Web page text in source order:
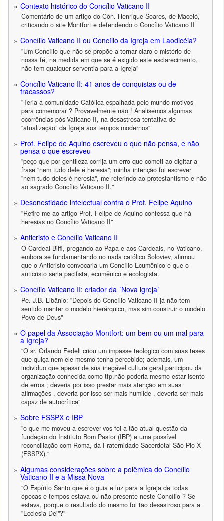
Contexto histórico do Concílio Vaticano II
Comentário de um artigo do Côn. Henrique Soares, de Maceió,
criticando o site Montfort e defendendo o Concílio Vaticano II
Concílio Vaticano II ou Concílio da Igreja em Laodicéia?
"Um Concílio que não se propõe a tornar claro o mistério de
nossa fé, na medida em que se é exigido este esclarecimento,
não tem qualquer serventia para a Igreja"
Concílio Vaticano II: 41 anos de conquistas ou de
fracassos?
"Teria a comunidade Católica espalhada pelo mundo motivos
para comemorar ? Provavelmente não ! Analisemos algumas
ocorrências pós-Vaticano II, na desastrosa tentativa de
“atualização” da Igreja aos tempos modernos"
Prof. Felipe de Aquino escreveu o que não pensa, e não
pensa o que escreveu
"peço que por gentileza corrija um erro que cometi ao digitar a
frase "nem tudo dele é heresia"; minha intenção foi escrever
"nem tudo deles é heresia", me referindo ao protestantismo e não
ao sagrado Concílio Vaticano II."
Desonestidade intelectual contra o Prof. Felipe Aquino
"Refiro-me ao artigo Prof. Felipe de Aquino confessa que há
heresias no Concílio Vaticano II"
Anticristo e Concílio Vaticano II
O Cardeal Biffi, pregando ao Papa e aos Cardeais, no Vaticano,
embora se fundamentando no nada católico Soloviev, afirmou
que o Anticristo convocaria um Concílio Ecumênico e que o
anticristo seria pacifista, ecumênico e ecologista.
Concílio Vaticano II: criador da ´Nova igreja`
Pe. J.B. Libânio: "Depois do Concílio Vaticano II já não tem
sentido manter o modelo hierárquico, mas sim construir o modelo
Povo de Deus"
O papel da Associação Montfort: um bem ou um mal para
a Igreja?
"O sr. Orlando Fedeli criou um impasse teologico com suas teses
que quiça nem ele mesmo tenha percebido; ademais, um
individuo que apesar de sua inegável cultura geral,participou da
organização conhecida como tfp,não poderia mesmo estar isento
de erros ; deveria por isso prestar mais atenção em suas
afirmações , deveria por isso ser mais humilde , deveria ser mais
capaz de autocrítica"
Sobre FSSPX e IBP
"o que me moveu a escrever-vos foi a tão atual questão da
fundação do Instituto Bom Pastor (IBP) e uma possível
reconciliação com Roma, da Fraternidade Sacerdotal São Pio X
(FSSPX)."
Algumas considerações sobre a polêmica do Concílio
Vaticano II e a Missa Nova
"O Espírito Santo que é o guia e luz para a Igreja de todas
épocas e tempos estava ou não presente neste Concílio ? Se
estava, porque o resultado do mesmo foi tão desastroso para a
"Ecclesia Dei"?"